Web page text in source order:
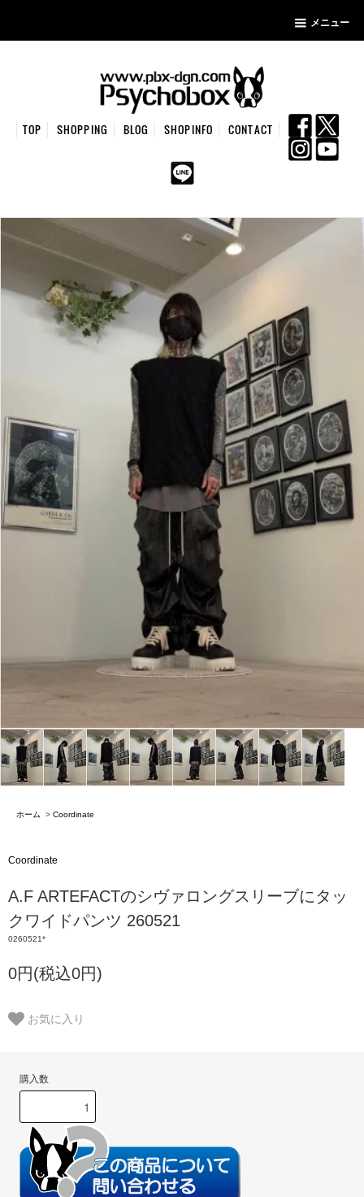
メニュー
TOP SHOPPING BLOG SHOPINFO CONTACT
ホーム > Coordinate
Coordinate
A.F ARTEFACTのシヴァロングスリーブにタッ
クワイドパンツ 260521
0260521*
0円(税込0円)
お気に入り
購入数